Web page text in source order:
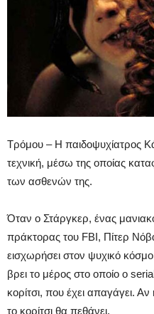
Τρόμου – Η παιδοψυχίατρος
τεχνική, μέσω της οποίας
των ασθενών της.
Όταν ο Στάργκερ, ένας
πράκτορας του FBI, Πίτερ
εισχωρήσει στον ψυχικό
βρει το μέρος στο οποίο ο
κορίτσι, που έχει απαγάγει.
το κορίτσι θα πεθάνει.